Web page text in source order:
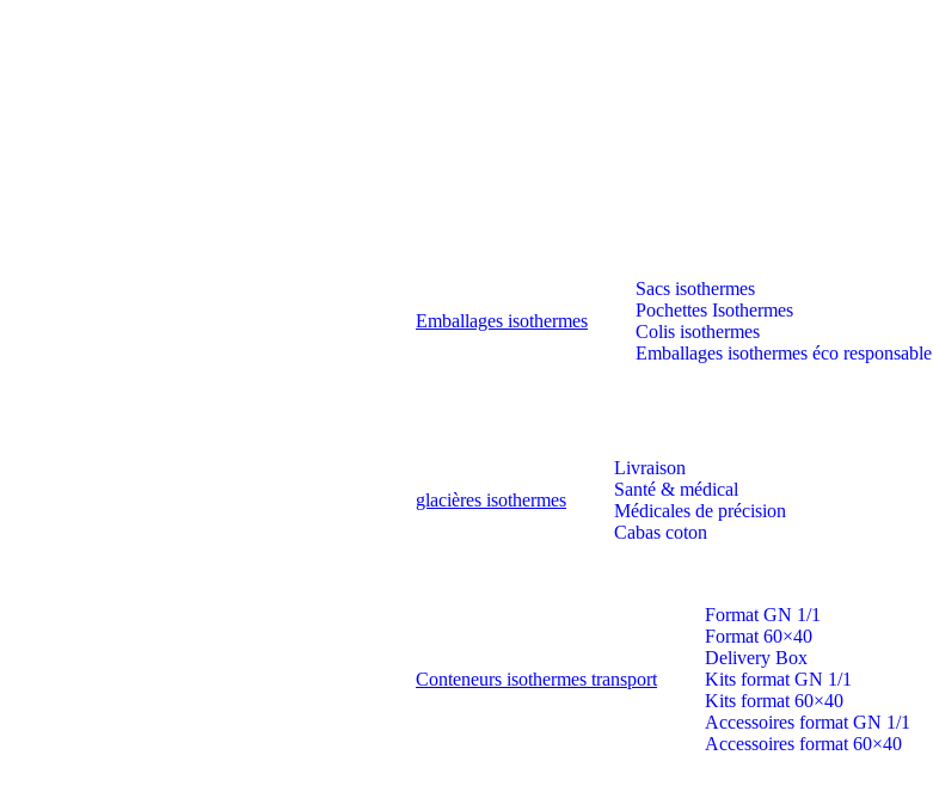
Emballages isothermes
Sacs isothermes
Pochettes Isothermes
Colis isothermes
Emballages isothermes éco responsable
glacières isothermes
Livraison
Santé & médical
Médicales de précision
Cabas coton
Conteneurs isothermes transport
Format GN 1/1
Format 60×40
Delivery Box
Kits format GN 1/1
Kits format 60×40
Accessoires format GN 1/1
Accessoires format 60×40